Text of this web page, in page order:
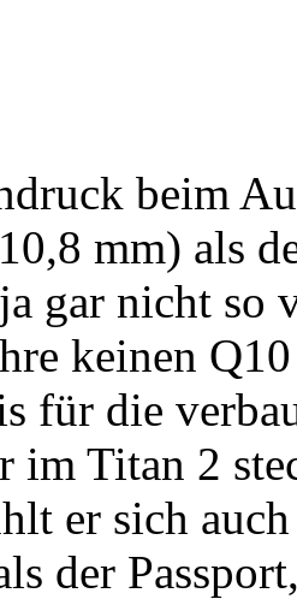
beim
mm) als
gar nicht so
keinen
für die
im Titan 2
er sich
der